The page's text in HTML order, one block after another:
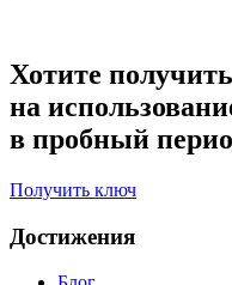
Хотите
на
в пробный
Получить ключ
Достижения